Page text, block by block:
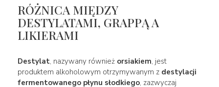
RÓŻNICA MIĘDZY
DESTYLATAMI, GRAPPĄ A
LIKIERAMI
Destylat, nazywany również orsiakiem, jest
produktem alkoholowym otrzymywanym z destylacji
fermentowanego płynu słodkiego, zazwyczaj